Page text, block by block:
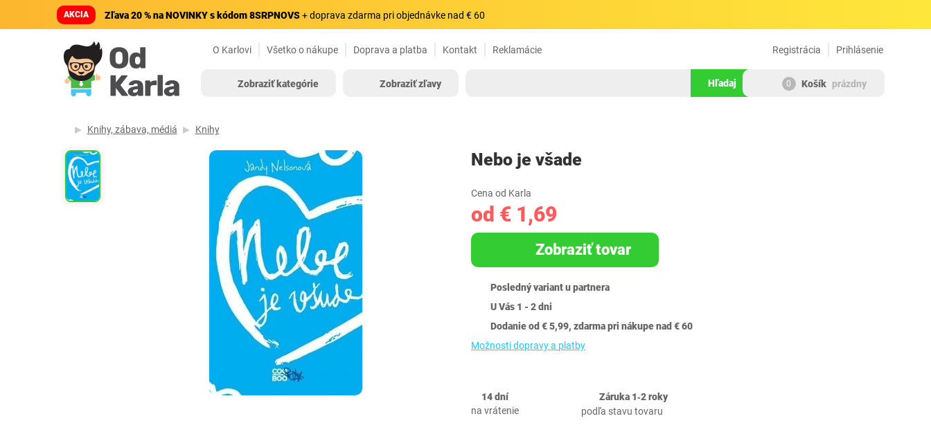
AKCIA Zľava 20 % na NOVINKY s kódom 8SRPNOVS+ doprava zdarma pri objednávke nad € 60
O Karlovi Všetko o nákupe Doprava a platba Kontakt Reklamácie Prihlásenie
Registrácia
Zobraziť kategórie Zobraziť zľavy Hľadaj 0 Košík prázdny
Knihy, zábava, médiá Knihy
Nebo je všade
Cena od Karla
od € 1,69
Zobraziť tovar
Posledný variant u partnera
U Vás 1 - 2 dni
Dodanie od € 5,99, zdarma pri nákupe nad € 60
Možnosti dopravy a platby
14 dní
na vrátenie
Záruka 1‐2 roky
podľa stavu tovaru